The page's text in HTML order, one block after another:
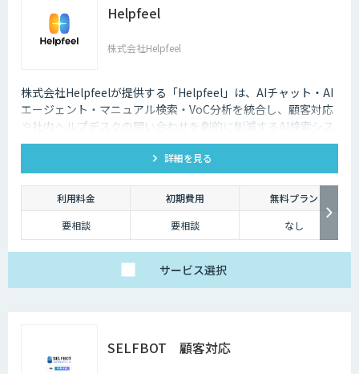
Helpfeel
株式会社Helpfeel
株式会社Helpfeelが提供する「Helpfeel」は、AIチャット・AI
エージェント・マニュアル検索・VoC分析を統合し、顧客対応
や社内ヘルプデスクの問い合わせを劇的に削減するAI検索シス
テムです。特許技術と手厚い伴走支援で、誰でも即座に答えを
詳細を見る
利用料金 初期費用
無料プラン
要相談
要相談 なし
サービス選択
SELFBOT 顧客対応